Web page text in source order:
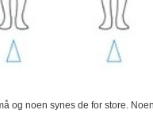
og noen synes de for store.